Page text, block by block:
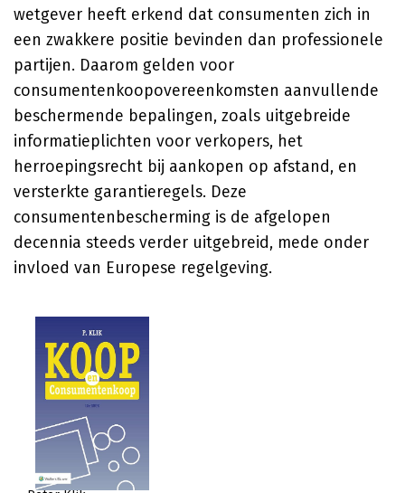
wetgever heeft erkend dat consumenten zich in
een zwakkere positie bevinden dan professionele
partijen. Daarom gelden voor
consumentenkoopovereenkomsten aanvullende
beschermende bepalingen, zoals uitgebreide
informatieplichten voor verkopers, het
herroepingsrecht bij aankopen op afstand, en
versterkte garantieregels. Deze
consumentenbescherming is de afgelopen
decennia steeds verder uitgebreid, mede onder
invloed van Europese regelgeving.